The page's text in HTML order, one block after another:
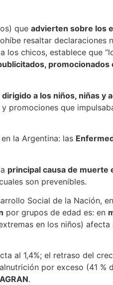
que advierten sobre los
resaltar declaraciones
los chicos, establece que
promocionados
a los niños, niñas y
promociones que
la Argentina: las
principal causa de muerte
son prevenibles.
Social de la Nación,
por grupos de edad es: en
en los niños) afecta
al 1,4%; el retraso del
por exceso (41 %
.